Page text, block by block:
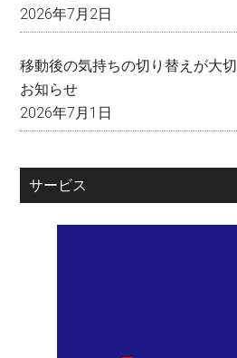
2026年7月2日
移動後の気持ちの切り替えが大切
お知らせ
2026年7月1日
サービス